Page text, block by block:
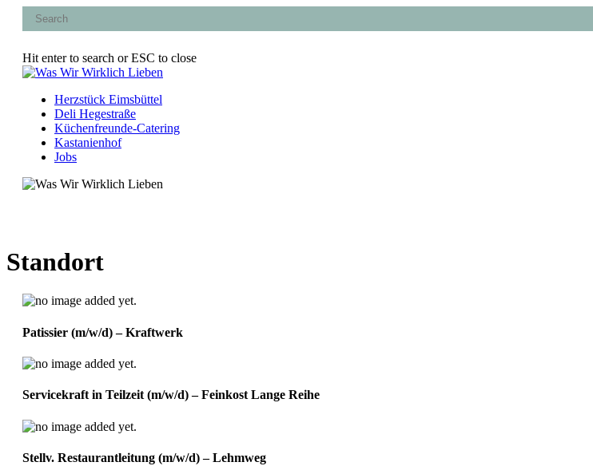
content
Hit enter to search or ESC to close
Close
Menu
Herzstück Eimsbüttel
Deli Hegestraße
Küchenfreunde-Catering
Kastanienhof
Jobs
Standort
Patissier (m/w/d) – Kraftwerk
Servicekraft in Teilzeit (m/w/d) – Feinkost Lange Reihe
Stellv. Restaurantleitung (m/w/d) – Lehmweg